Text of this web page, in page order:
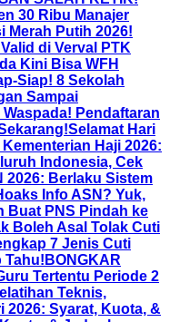
30 Ribu Manajer
Merah Putih 2026!
di Verval PTK
Kini Bisa WFH
Siap! 8 Sekolah
Sampai
Pendaftaran
Selamat Hari
Haji 2026:
Indonesia, Cek
2026: Berlaku Sistem
Info ASN? Yuk,
Buat PNS Pindah ke
Boleh Asal Tolak Cuti
7 Jenis Cuti
Tahu! BONGKAR
Tertentu Periode 2
Teknis,
2026: Syarat, Kuota, &